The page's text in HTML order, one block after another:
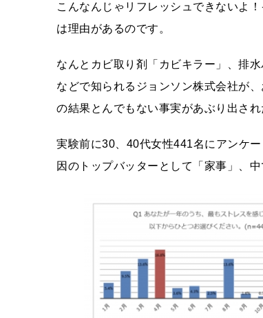
こんなんじゃリフレッシュできないよ
は理由があるのです。
なんとカビ取り剤「カビキラー」、排
などで知られるジョンソン株式会社が
の結果とんでもない事実があぶり出され
実験前に30、40代女性441名にアンケ
因のトップバッターとして「家事」、